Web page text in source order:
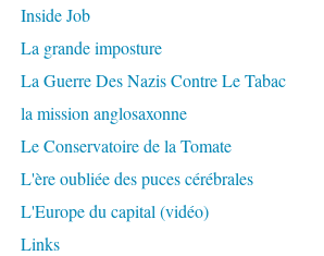
Inside Job
La grande imposture
La Guerre Des Nazis Contre Le Tabac
la mission anglosaxonne
Le Conservatoire de la Tomate
L'ère oubliée des puces cérébrales
L'Europe du capital (vidéo)
Links